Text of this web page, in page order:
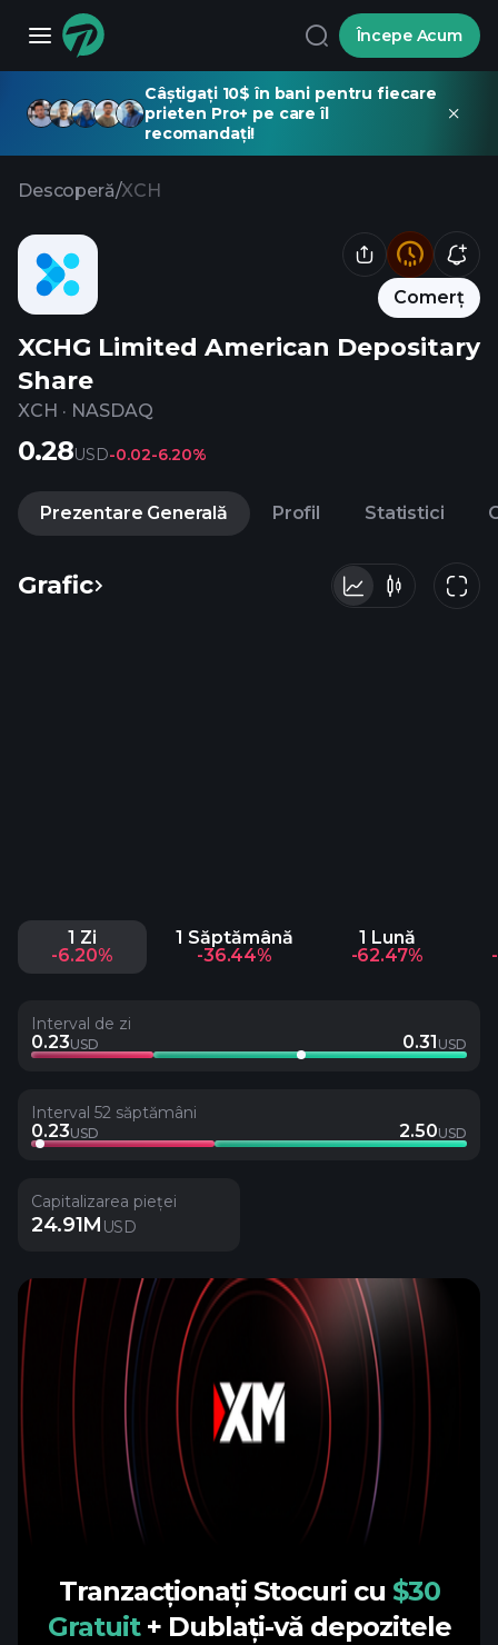
Începe Acum
Câștigați 10$ în bani pentru fiecare
prieten Pro+ pe care îl
recomandați!
Descoperă/XCH
Comerț
XCHG Limited American Depositary
Share
XCH · NASDAQ
0.28USD-0.02-6.20%
Prezentare Generală Profil Statistici
Grafic
1 Zi
-6.20%
1 Săptămână
-36.44%
1 Lună
-62.47%
Interval de zi
0.23USD 0.31 USD
Interval 52 săptămâni
0.23USD 2.50USD
Capitalizarea pieței
24.91M USD
Tranzacționați Stocuri cu $30
Gratuit + Dublați-vă depozitele